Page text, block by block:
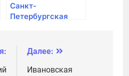
Санкт-
Петербургская
Далее:
Ивановская